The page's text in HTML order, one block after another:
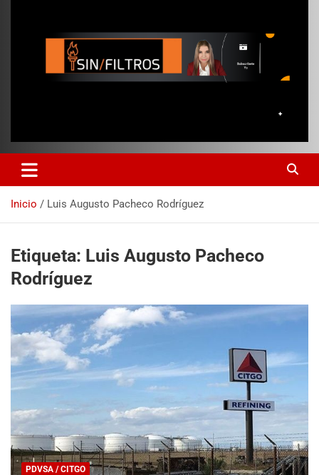
Inicio Luis Augusto Pacheco Rodríguez
Etiqueta: Luis Augusto Pacheco
Rodríguez
PDVSA / CITGO